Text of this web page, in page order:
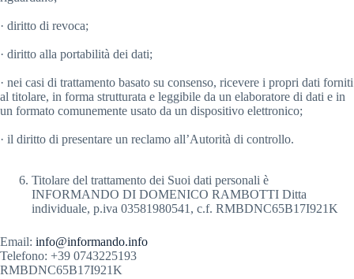
· diritto di revoca;
· diritto alla portabilità dei dati;
· nei casi di trattamento basato su consenso, ricevere i propri dati forniti
al titolare, in forma strutturata e leggibile da un elaboratore di dati e in
un formato comunemente usato da un dispositivo elettronico;
· il diritto di presentare un reclamo all’Autorità di controllo.
Titolare del trattamento dei Suoi dati personali è
INFORMANDO DI DOMENICO RAMBOTTI Ditta
individuale, p.iva 03581980541, c.f. RMBDNC65B17I921K
Email: info@informando.info
Telefono: +39 0743225193
RMBDNC65B17I921K